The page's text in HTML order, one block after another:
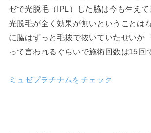
ゼで光脱毛（IPL）した脇は今も生えて
光脱毛が全く効果が無いということは
に脇はずっと毛抜で抜いていたせいか
って言われるぐらいで施術回数は15回
ミュゼプラチナムをチェック